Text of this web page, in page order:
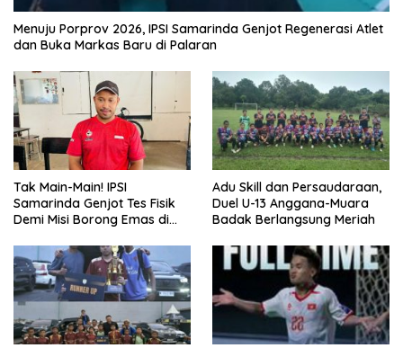
Menuju Porprov 2026, IPSI Samarinda Genjot Regenerasi Atlet
dan Buka Markas Baru di Palaran
Tak Main-Main! IPSI
Samarinda Genjot Tes Fisik
Demi Misi Borong Emas di
Adu Skill dan Persaudaraan,
Duel U-13 Anggana-Muara
Badak Berlangsung Meriah